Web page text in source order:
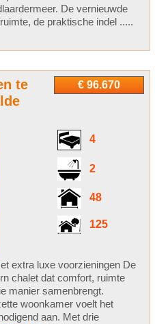
De vernieuwde
de praktische indel .....
€ 96.670
te
4
2
48
125
extra luxe voorzieningen De
chalet dat comfort, ruimte
manier samenbrengt.
woonkamer voelt het
aan. Met drie